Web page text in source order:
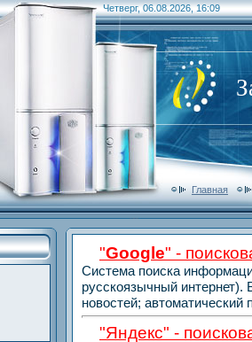
Четверг, 06.08.2026, 16:09
Главная
"Google" -
Система поиска
русскоязычный интернет).
новостей; автоматический
"Яндекс" -